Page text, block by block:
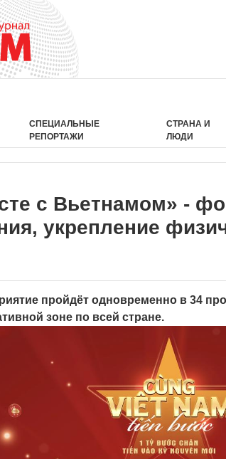
СПЕЦИАЛЬНЫЕ
РЕПОРТАЖИ
СТРАНА И
ЛЮДИ
с Вьетнамом» -
укрепление
пройдёт одновременно в 34
зоне по всей стране.